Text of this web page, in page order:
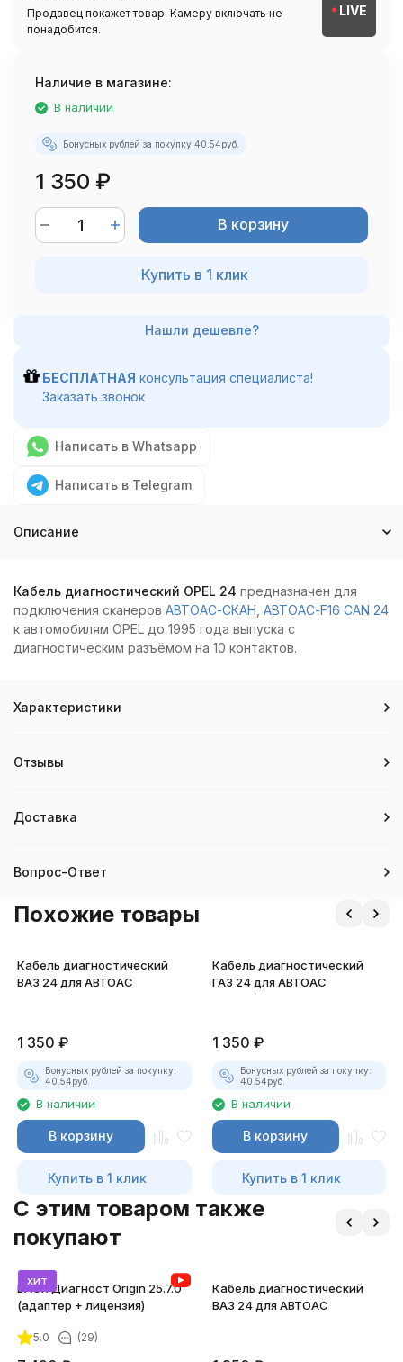
Продавец покажет товар. Камеру включать не
понадобится.
LIVE
Наличие в магазине:
В наличии
Бонусных рублей за покупку:40.54руб.
1 350 ₽
В корзину
Купить в 1 клик
БЕСПЛАТНАЯ консультация специалиста!
Заказать звонок
Написать в Whatsapp
Написать в Telegram
Описание
Кабель диагностический OPEL 24 предназначен для
подключения сканеров АВТОАС-СКАН АВТОАС-F16 CAN 24
к автомобилям OPEL до 1995 года выпуска с
диагностическим разъёмом на 10 контактов.
Характеристики
Отзывы
Доставка
Вопрос-Ответ
Похожие товары
Кабель диагностический
ВАЗ 24 для АВТОАС
1 350 ₽
Бонусных рублей за покупку:
40.54руб.
В наличии
В корзину
Купить в 1 клик
Кабель диагностический
ГАЗ 24 для АВТОАС
1 350 ₽
Бонусных рублей за покупку:
40.54руб.
В наличии
В корзину
Купить в 1 клик
C этим товаром также
покупают
хит
ВАСЯ Диагност Origin 25.7.0
(адаптер + лицензия)
5.0 (29)
Кабель диагностический
ВАЗ 24 для АВТОАС